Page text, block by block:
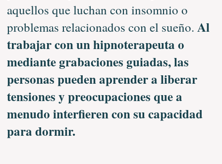
aquellos que luchan con insomnio o
problemas relacionados con el sueño. Al
trabajar con un hipnoterapeuta o
mediante grabaciones guiadas, las
personas pueden aprender a liberar
tensiones y preocupaciones que a
menudo interfieren con su capacidad
para dormir.